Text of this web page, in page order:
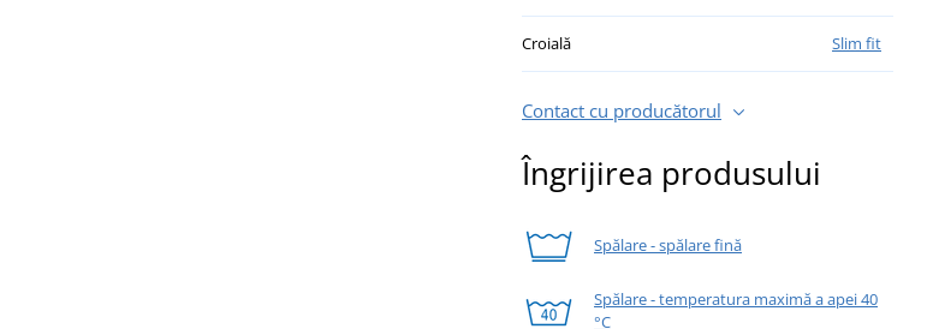
Croială Slim fit
Contact cu producătorul
Îngrijirea produsului
Spălare - spălare fină
Spălare - temperatura maximă a apei 40
°C